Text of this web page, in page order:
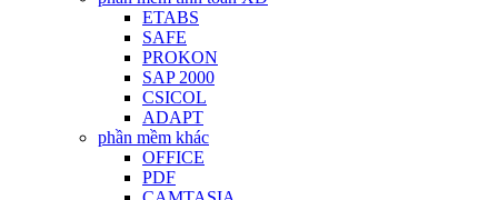
ETABS
SAFE
PROKON
SAP 2000
CSICOL
ADAPT
phần mềm khác
OFFICE
PDF